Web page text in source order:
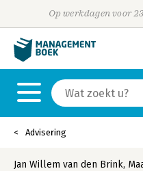
Op werkdagen voor
Advisering
Jan Willem van den Brink,